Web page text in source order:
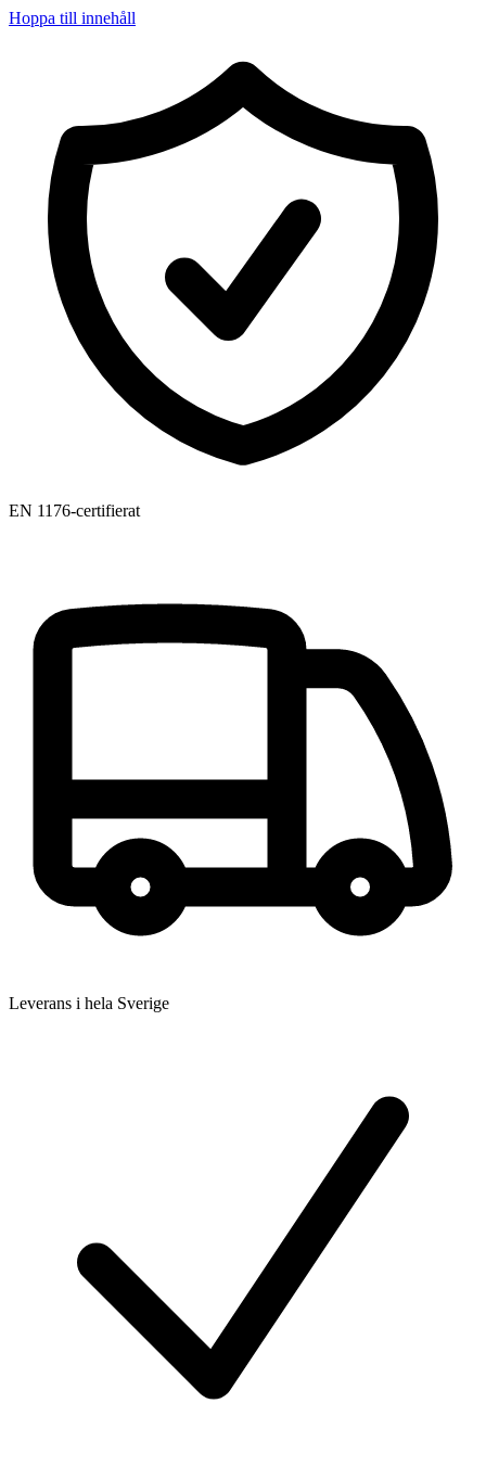
Hoppa till innehåll
EN 1176-certifierat
Leverans i hela Sverige